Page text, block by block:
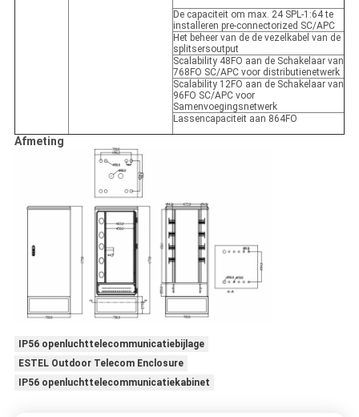
De capaciteit om max. 24 SPL-1:64 te
installeren pre-connectorized SC/APC
Het beheer van de de vezelkabel van de
splitsersoutput
Scalability 48FO aan de Schakelaar van
768FO SC/APC voor distributienetwerk
Scalability 12FO aan de Schakelaar van
96FO SC/APC voor
Samenvoegingsnetwerk
Lassencapaciteit aan 864FO
Afmeting
IP56 openluchttelecommunicatiebijlage
ESTEL Outdoor Telecom Enclosure
IP56 openluchttelecommunicatiekabinet